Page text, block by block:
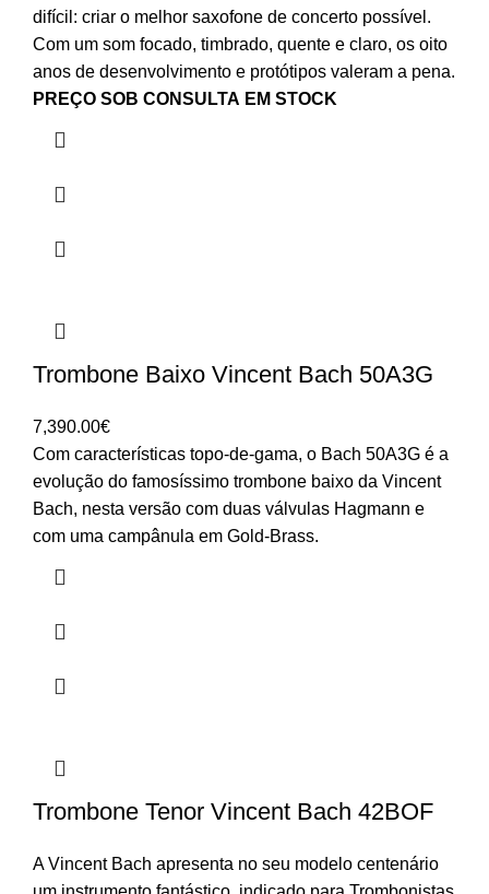
difícil: criar o melhor saxofone de concerto possível.
Com um som focado, timbrado, quente e claro, os oito
anos de desenvolvimento e protótipos valeram a pena.
PREÇO SOB CONSULTA EM STOCK
Trombone Baixo Vincent Bach 50A3G
7,390.00€
Com características topo-de-gama, o Bach 50A3G é a
evolução do famosíssimo trombone baixo da Vincent
Bach, nesta versão com duas válvulas Hagmann e
com uma campânula em Gold-Brass.
Trombone Tenor Vincent Bach 42BOF
A Vincent Bach apresenta no seu modelo centenário